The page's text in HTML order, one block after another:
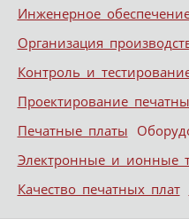
Меню
Skip to content
Инженерное
Организация
Контроль и
Проектирование
Печатные платы
Электронные и ионные
Качество печатных плат